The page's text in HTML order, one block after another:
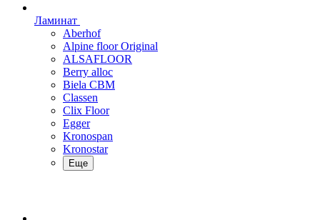
Ламинат
Aberhof
Alpine floor Original
ALSAFLOOR
Berry alloc
Biela CBM
Classen
Clix Floor
Egger
Kronospan
Kronostar
Еще